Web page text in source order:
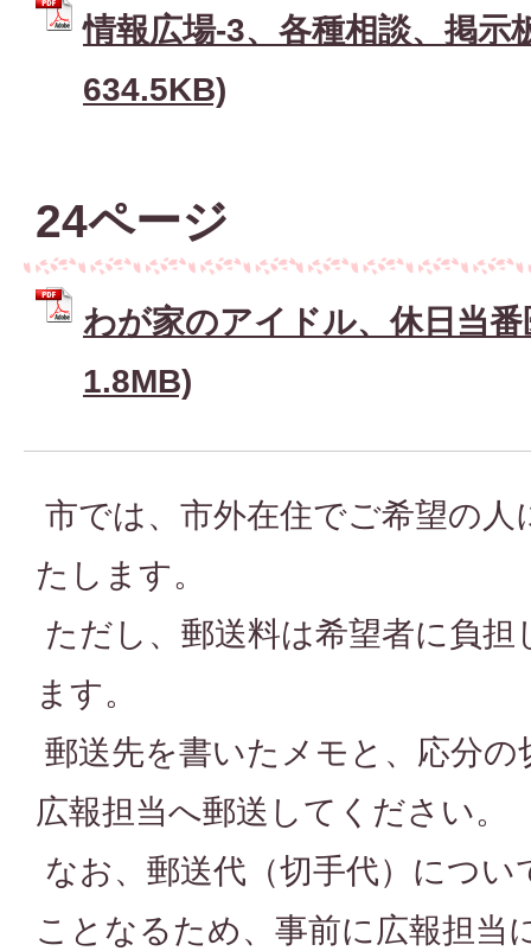
情報広場-3、各種相談、掲示
634.5KB)
24ページ
わが家のアイドル、休日当
1.8MB)
市では、市外在住でご希望の人
たします。
ただし、郵送料は希望者に負
ます。
郵送先を書いたメモと、応分の
広報担当へ郵送してください。
なお、郵送代（切手代）につ
ことなるため、事前に広報担当